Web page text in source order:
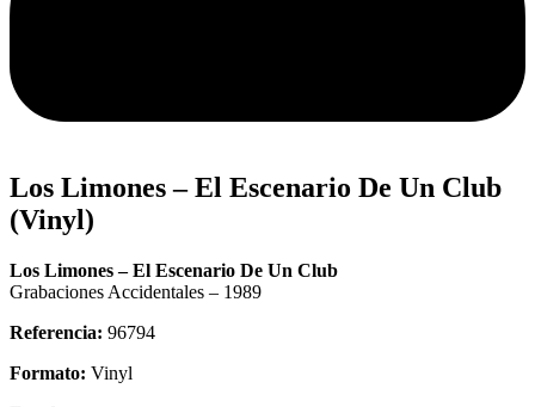
Los Limones – El Escenario De Un Club
(Vinyl)
Los Limones – El Escenario De Un Club
Grabaciones Accidentales – 1989
Referencia: 96794
Formato: Vinyl